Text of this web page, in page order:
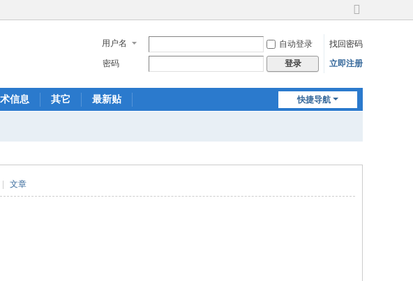
切
到
宽
用户名 自动登录
找回密码
密码
登录 立即注册
快捷导航
信息 其它 最新贴
文章